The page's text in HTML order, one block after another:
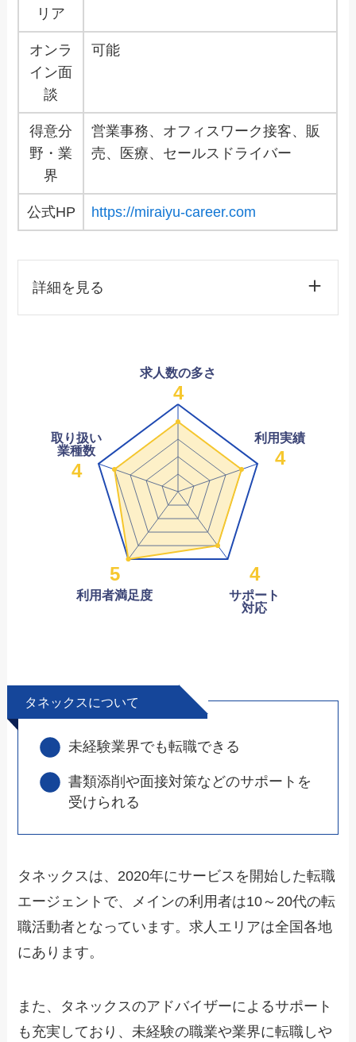
リア
オンラ
イン面
談
可能
得意分
野・業
界
営業事務、オフィスワーク接客、販
売、医療、セールスドライバー
公式HP https://miraiyu-career.com
詳細を見る
求人数の多さ
4
取り扱い
業種数
4
5
利用者満足度
4
サポート
対応
利用実績
4
タネックスについて
未経験業界でも転職できる
書類添削や面接対策などのサポートを
受けられる
タネックスは、2020年にサービスを開始した転職
エージェントで、メインの利用者は10～20代の転
職活動者となっています。求人エリアは全国各地
にあります。
また、タネックスのアドバイザーによるサポート
も充実しており、未経験の職業や業界に転職しや